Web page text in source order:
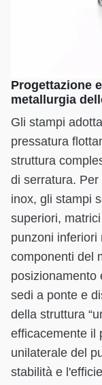
Progettazione
metallurgia
Gli stampi
pressatura
struttura
di serratura.
inox, gli stampi
superiori,
punzoni inferiori
componenti del
posizionamento
sedi a ponte e
della struttura
efficacemente il
unilaterale del
stabilità e